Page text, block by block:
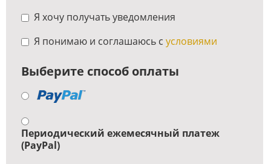
Я хочу получать уведомления
Я понимаю и соглашаюсь с условиями
Выберите способ оплаты
Периодический ежемесячный платеж
(PayPal)